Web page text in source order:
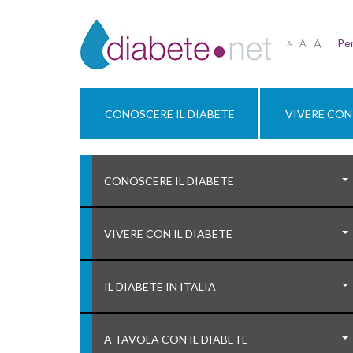
A A A
CONOSCERE IL DIABETE VIVERE
CONOSCERE IL DIABETE
VIVERE CON IL DIABETE
IL DIABETE IN ITALIA
A TAVOLA CON IL DIABETE